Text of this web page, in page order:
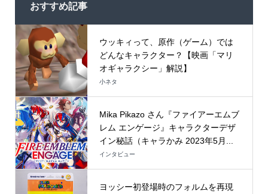
おすすめ記事
ウッキィって、原作（ゲーム）では
どんなキャラクター？【映画「マリ
オギャラクシー」解説】
小ネタ
Mika Pikazo さん『ファイアーエムブ
レム エンゲージ』キャラクターデザ
イン秘話（キャラかみ 2023年5月...
インタビュー
ヨッシー初登場時のフォルムを再現